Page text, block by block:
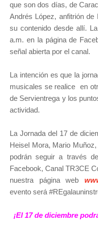
que son dos días, de
Andrés López, anfitrión
su contenido desde allí.
a.m. en la página de
señal abierta por el canal.
La intención es que la
musicales se realice en
de Servientrega y los
actividad.
La Jornada del 17 de
Heisel Mora, Mario
podrán seguir a través
Facebook, Canal TR3CE
nuestra página web
evento será
¡El 17 de diciembre